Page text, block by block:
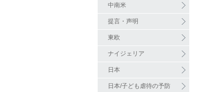
中南米
提言・声明
東欧
ナイジェリア
日本
日本/子ども虐待の予防